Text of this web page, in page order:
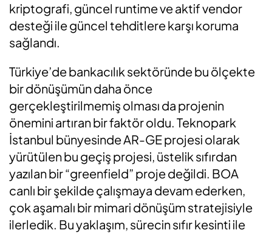
kriptografi, güncel runtime ve aktif vendor
desteği ile güncel tehditlere karşı koruma
sağlandı.
Türkiye’de bankacılık sektöründe bu ölçekte
bir dönüşümün daha önce
gerçekleştirilmemiş olması da projenin
önemini artıran bir faktör oldu. Teknopark
İstanbul bünyesinde AR-GE projesi olarak
yürütülen bu geçiş projesi, üstelik sıfırdan
yazılan bir “greenfield” proje değildi. BOA
canlı bir şekilde çalışmaya devam ederken,
çok aşamalı bir mimari dönüşüm stratejisiyle
ilerledik. Bu yaklaşım, sürecin sıfır kesinti ile